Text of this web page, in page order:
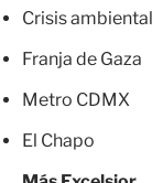
Crisis ambiental
Franja de Gaza
Metro CDMX
El Chapo